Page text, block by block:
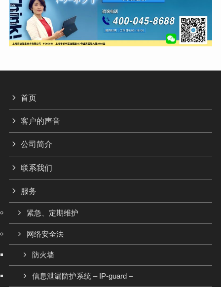
首页
客户的声音
公司简介
联系我们
服务
紧急、定期维护
网络安全法
防火墙
信息泄漏防护系统 – IP-guard –